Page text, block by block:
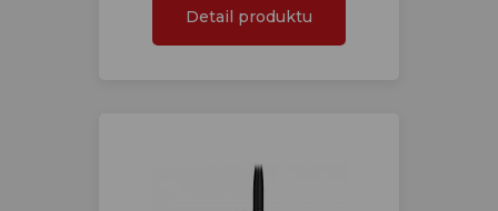
Detail produktu